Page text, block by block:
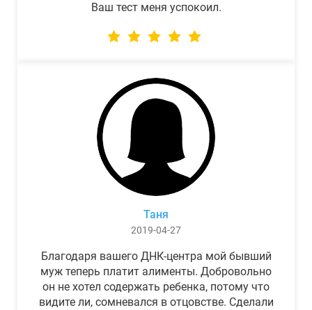
Ваш тест меня успокоил.
Таня
2019-04-27
Благодаря вашего ДНК-центра мой бывший
муж теперь платит алименты. Добровольно
он не хотел содержать ребенка, потому что
видите ли, сомневался в отцовстве. Сделали